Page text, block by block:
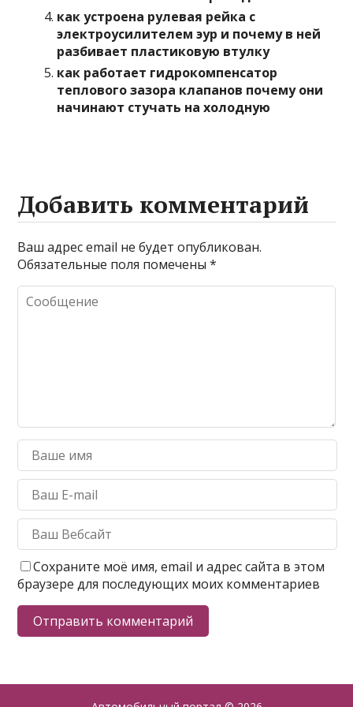
как устроена рулевая рейка с
электроусилителем эур и почему в ней
разбивает пластиковую втулку
как работает гидрокомпенсатор
теплового зазора клапанов почему они
начинают стучать на холодную
Добавить комментарий
Ваш адрес email не будет опубликован.
Обязательные поля помечены*
Сохраните моё имя, email и адрес сайта в этом
браузере для последующих моих комментариев